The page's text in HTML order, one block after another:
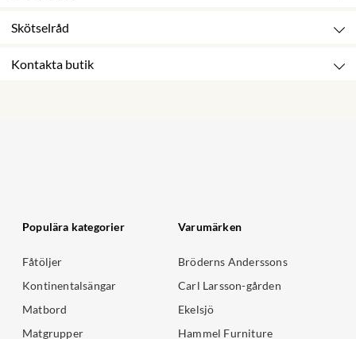
Skötselråd
Kontakta butik
Populära kategorier
Fåtöljer
Kontinentalsängar
Matbord
Matgrupper
Varumärken
Bröderns Anderssons
Carl Larsson-gården
Ekelsjö
Hammel Furniture